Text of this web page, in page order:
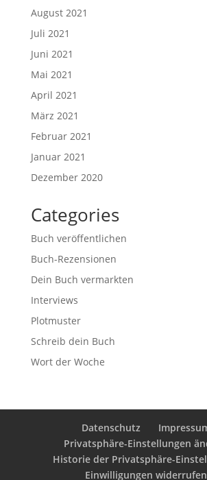
August 2021
Juli 2021
Juni 2021
Mai 2021
April 2021
März 2021
Februar 2021
Januar 2021
Dezember 2020
Categories
Buch veröffentlichen
Buch-Rezensionen
Dein Buch vermarkten
Interviews
Plotmuster
Schreib dein Buch
Wort der Woche
Datenschutz
Privatsphäre-Einstellungen
Historie der Privatsphäre-
Einwilligungen widerrufen